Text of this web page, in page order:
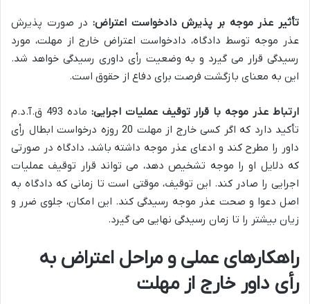
تأثیر عذر موجه بر پذیرش دادخواست اعتراض: در صورت پذیرش
عذر موجه توسط دادگاه، دادخواست اعتراض خارج از مهلت، مورد
رسیدگی قرار می گیرد و به وضعیت رأی داوری رسیدگی خواهد شد.
این به معنای بازگشت فرصت برای دفاع از حقوق است.
ارتباط عذر موجه با قرار توقیف عملیات اجرایی:
ماده 493 ق.آ.د.م
تأکید دارد که اگر کسی خارج از مهلت 20 روزه درخواست ابطال رأی
داور را مطرح کند و ادعای عذر موجه داشته باشد، دادگاه در صورتی
که دلایل او را موجه تشخیص دهد، می تواند قرار توقیف عملیات
اجرایی را صادر کند. این توقیف، موقتی است تا زمانی که دادگاه به
اصل دعوا و صحت عذر موجه رسیدگی کند. این امکان، جلوی ضرر و
زیان بیشتر را تا زمان رسیدگی نهایی می گیرد.
راهکارهای عملی و مراحل اعتراض به
رأی داور خارج از مهلت